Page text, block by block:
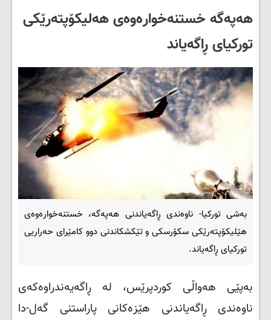
هەپەگە خستنەخوارەوەی هەلیکۆپتەرێکی
تورکیای ڕاگەیاند
بەشی تورکیا- ناوەندی ڕاگەیاندنی هەپەگە، خستنەخوارەوەی
هێلیکۆپتەرێکی سکۆرسکی و تێکشکاندنی دوو کامێرای حه‌راریی
تورکیای ڕاگەیاند.
بەپێی هەواڵی کوردپرێس، لە ڕاگەیەندراوەکەی
ناوەندی ڕاگەیاندنی هێزەکانی پاراستنی گەل-دا